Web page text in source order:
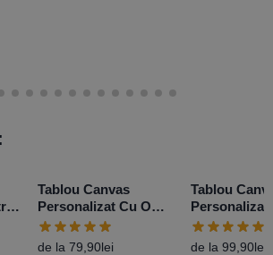
Tablou Canvas
Personalizat Cu O
Poză Landscape –
Diferite Dimensiuni
de la79,90lei
Tablou
Personalizat
poze și
de la99,90lei